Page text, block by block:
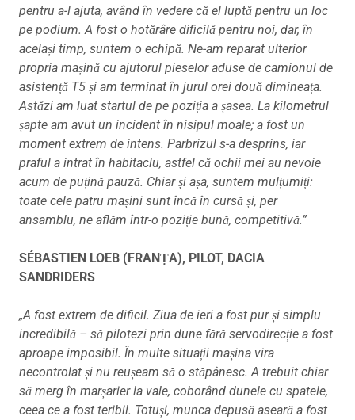
pentru a-l ajuta, având în vedere că el luptă pentru un loc
pe podium. A fost o hotărâre dificilă pentru noi, dar, în
același timp, suntem o echipă. Ne-am reparat ulterior
propria mașină cu ajutorul pieselor aduse de camionul de
asistență T5 și am terminat în jurul orei două dimineața.
Astăzi am luat startul de pe poziția a șasea. La kilometrul
șapte am avut un incident în nisipul moale; a fost un
moment extrem de intens. Parbrizul s-a desprins, iar
praful a intrat în habitaclu, astfel că ochii mei au nevoie
acum de puțină pauză. Chiar și așa, suntem mulțumiți:
toate cele patru mașini sunt încă în cursă și, per
ansamblu, ne aflăm într-o poziție bună, competitivă.”
SÉBASTIEN LOEB (FRANȚA), PILOT, DACIA
SANDRIDERS
„A fost extrem de dificil. Ziua de ieri a fost pur și simplu
incredibilă – să pilotezi prin dune fără servodirecție a fost
aproape imposibil. În multe situații mașina vira
necontrolat și nu reușeam să o stăpânesc. A trebuit chiar
să merg în marșarier la vale, coborând dunele cu spatele,
ceea ce a fost teribil. Totuși, munca depusă aseară a fost